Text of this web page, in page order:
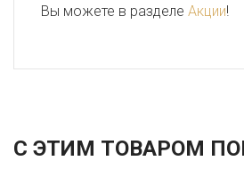
Вы можете в разделе Акции!
С ЭТИМ ТОВАРОМ